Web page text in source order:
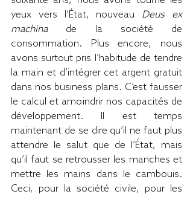
yeux vers l’État, nouveau Deus ex
machina de la société de
consommation. Plus encore, nous
avons surtout pris l’habitude de tendre
la main et d’intégrer cet argent gratuit
dans nos business plans. C’est fausser
le calcul et amoindrir nos capacités de
développement. Il est temps
maintenant de se dire qu’il ne faut plus
attendre le salut que de l’État, mais
qu’il faut se retrousser les manches et
mettre les mains dans le cambouis.
Ceci, pour la société civile, pour les